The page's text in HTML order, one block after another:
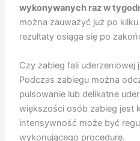
wykonywanych raz w
można zauważyć już po
rezultaty osiąga się po
Czy zabieg fali uderzeniowej
Podczas zabiegu można
pulsowanie lub delikatne
większości osób zabieg jest
intensywność może być
wykonującego procedurę.